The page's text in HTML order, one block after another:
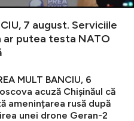
7 august. Serviciile
ar putea testa NATO
MULT BANCIU, 6
acuză Chișinăul că
amenințarea rusă după
unei drone Geran-2